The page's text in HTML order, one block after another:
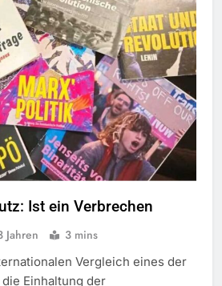
Ist ein Verbrechen
Jahren 3 mins
Vergleich eines der
Einhaltung der